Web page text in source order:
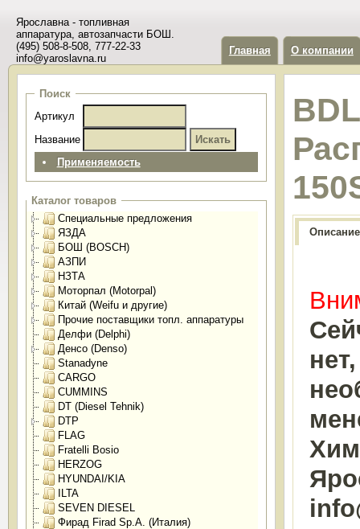
Ярославна - топливная
аппаратура, автозапчасти БОШ.
(495) 508-8-508, 777-22-33
info@yaroslavna.ru
Главная О компании
Поиск
Артикул
Название
Применяемость
Каталог товаров
Специальные предложения
ЯЗДА
БОШ (BOSCH)
АЗПИ
НЗТА
Моторпал (Motorpal)
Китай (Weifu и другие)
Прочие поставщики топл. аппаратуры
Делфи (Delphi)
Денсо (Denso)
Stanadyne
CARGO
CUMMINS
DT (Diesel Tehnik)
DTP
FLAG
Fratelli Bosio
HERZOG
HYUNDAI/KIA
ILTA
SEVEN DIESEL
Фирад Firad Sp.A. (Италия)
Описание